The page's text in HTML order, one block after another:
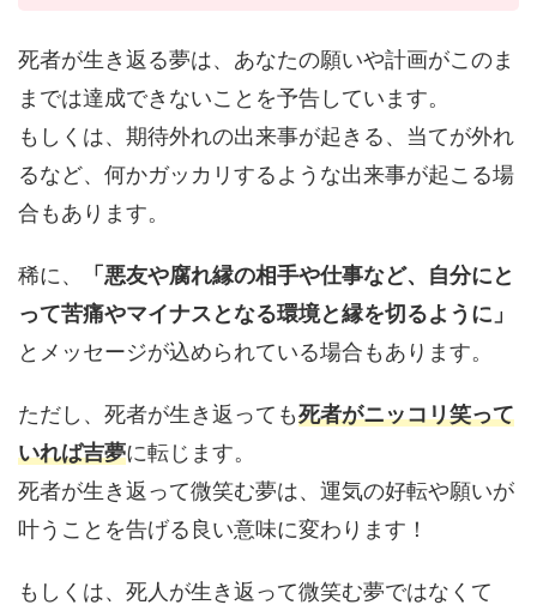
死者が生き返る夢は、あなたの願いや計画がこのま
までは達成できないことを予告しています。
もしくは、期待外れの出来事が起きる、当てが外れ
るなど、何かガッカリするような出来事が起こる場
合もあります。
稀に、
「悪友や腐れ縁の相手や仕事など、自分にと
って苦痛やマイナスとなる環境と縁を切るように」
とメッセージが込められている場合もあります。
ただし、死者が生き返っても死者がニッコリ笑って
いれば吉夢に転じます。
死者が生き返って微笑む夢は、運気の好転や願いが
叶うことを告げる良い意味に変わります！
もしくは、死人が生き返って微笑む夢ではなくて